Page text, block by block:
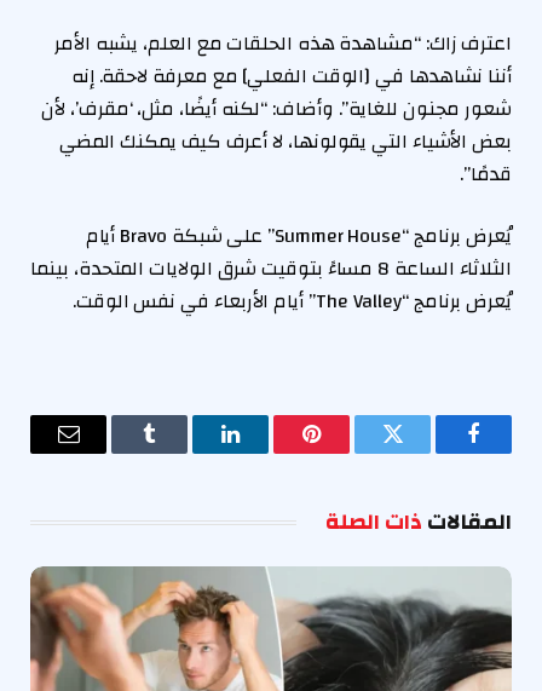
اعترف زاك: “مشاهدة هذه الحلقات مع العلم، يشبه الأمر
أننا نشاهدها في [الوقت الفعلي] مع معرفة لاحقة. إنه
شعور مجنون للغاية”. وأضاف: “لكنه أيضًا، مثل، ‘مقرف’، لأن
بعض الأشياء التي يقولونها، لا أعرف كيف يمكنك المضي
قدمًا”.
يُعرض برنامج “Summer House” على شبكة Bravo أيام
الثلاثاء الساعة 8 مساءً بتوقيت شرق الولايات المتحدة، بينما
يُعرض برنامج “The Valley” أيام الأربعاء في نفس الوقت.
فيسبوك تويتر بينتيريستلينكدإن Tumblr
البريد
المقالاتذات الصلة